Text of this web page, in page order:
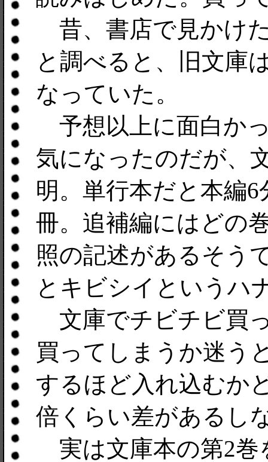
昔、書店で見かけ
と調べると、旧文庫
なっていた。
予想以上に面白か
気になったのだが、
明。単行本だと本編
冊。追補編にはどの
照の記述があるそう
とキビシイというハ
文庫でチビチビ買
買ってしまうか迷う
するほど入れ込むか
倍くらい差があるし
実は文庫本の第2巻